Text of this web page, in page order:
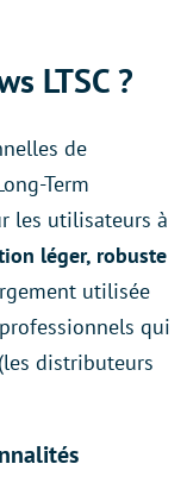
LTSC ?
de
Term
les utilisateurs à
léger, robuste
utilisée
qui
distributeurs